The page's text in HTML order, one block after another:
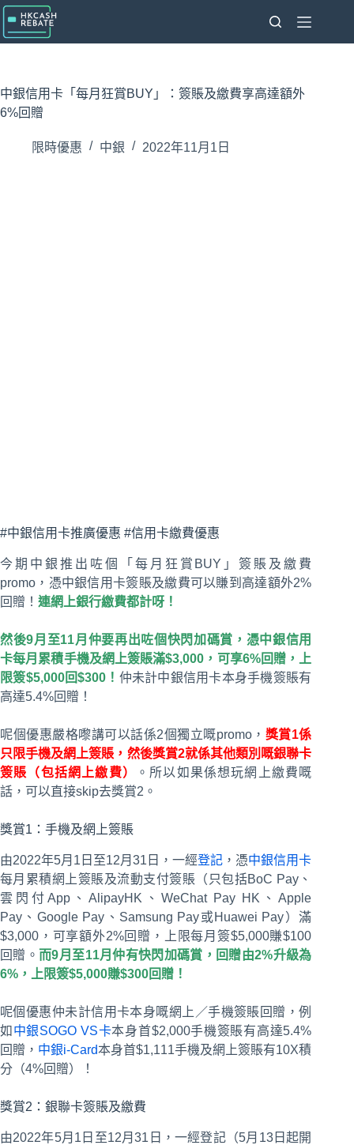
跳
至
主
內
容
中銀信用卡「每月狂賞BUY」：簽賬及繳費享高達額外
6%回贈
限時優惠 中銀 2022年11月1日
#中銀信用卡推廣優惠 #信用卡繳費優惠
今期中銀推出咗個「每月狂賞BUY」簽賬及繳費
promo，憑中銀信用卡簽賬及繳費可以賺到高達額外2%
回贈！ 連網上銀行繳費都計呀！
然後9月至11月仲要再出咗個快閃加碼賞，憑中銀信用
卡每月累積手機及網上簽賬滿$3,000，可享6%回贈，上
限簽$5,000回$300！ 仲未計中銀信用卡本身手機簽賬有
高達5.4%回贈！
呢個優惠嚴格嚟講可以話係2個獨立嘅promo， 獎賞1係
只限手機及網上簽賬，然後獎賞2就係其他類別嘅銀聯卡
簽賬（包括網上繳費）
。所以如果係想玩網上繳費嘅
話，可以直接skip去獎賞2。
獎賞1：手機及網上簽賬
由2022年5月1日至12月31日，一經登記 ，憑中銀信用卡
每月累積網上簽賬及流動支付簽賬（只包括BoC Pay、
雲閃付App、AlipayHK、WeChat Pay HK、Apple
Pay、Google Pay、Samsung Pay或Huawei Pay）滿
$3,000，可享額外2%回贈，上限每月簽$5,000賺$100
回贈。 而9月至11月仲有快閃加碼賞，回贈由2%升級為
6%，上限簽$5,000賺$300回贈！
呢個優惠仲未計信用卡本身嘅網上／手機簽賬回贈，例
如 中銀SOGO VS卡本身首$2,000手機簽賬有高達5.4%
回贈， 中銀i-Card本身首$1,111手機及網上簽賬有10X積
分（4%回贈）！
獎賞2：銀聯卡簽賬及繳費
由2022年5月1日至12月31日，一經登記（5月13日起開